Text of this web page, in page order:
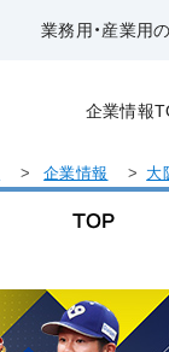
業務用・産業用
企業情報
> 企業情報 > 大